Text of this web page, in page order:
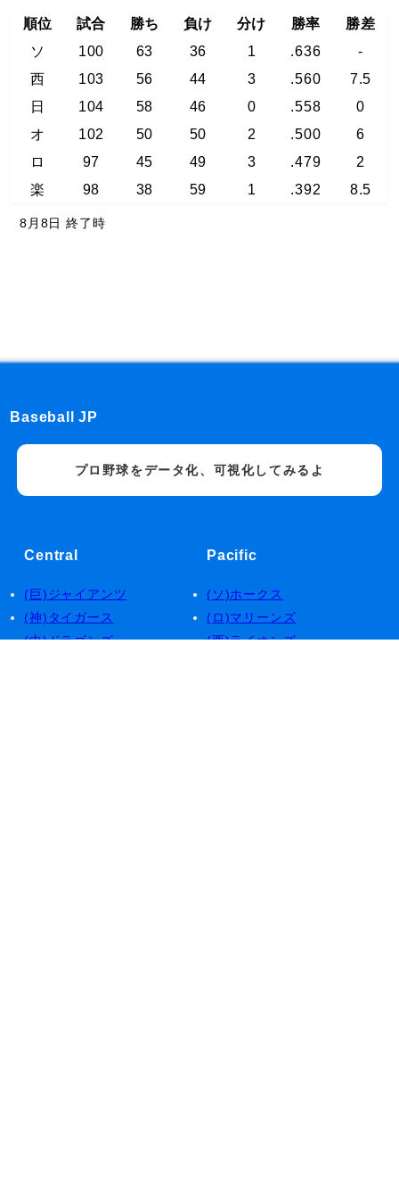
順位 試合 勝ち 負け 分け 勝率
勝差
ソ
100 63 36 1 .636
-
西
103 56 44 3 .560
7.5
日
104 58 46 0 .558
0
オ
102 50 50 2 .500
6
ロ
97 45 49 3 .479
2
楽
98 38 59 1 .392 8.5
8月8日 終了時
Baseball JP
プロ野球をデータ化、可視化してみるよ
Central
(巨)ジャイアンツ
(神)タイガース
(中)ドラゴンズ
Pacific
(ソ)ホークス
(ロ)マリーンズ
(西)ライオンズ